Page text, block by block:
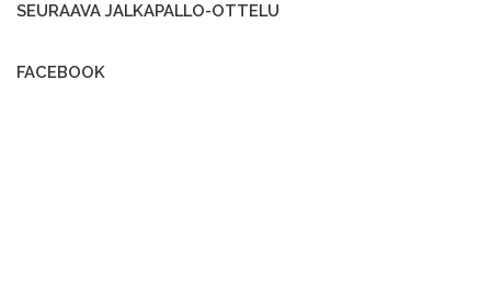
SEURAAVA JALKAPALLO-OTTELU
FACEBOOK